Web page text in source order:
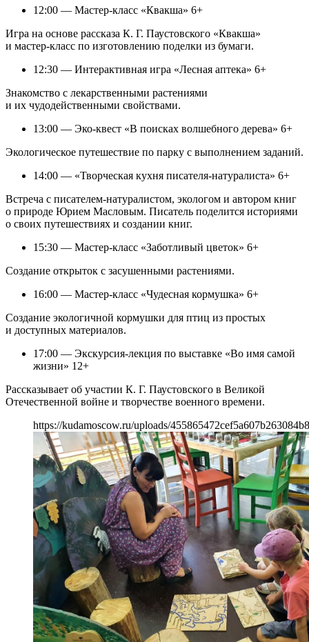
12:00 — Мастер-класс «Квакша» 6+
Игра на основе рассказа К. Г. Паустовского «Квакша»
и мастер-класс по изготовлению поделки из бумаги.
12:30 — Интерактивная игра «Лесная аптека» 6+
Знакомство с лекарственными растениями
и их чудодейственными свойствами.
13:00 — Эко-квест «В поисках волшебного дерева» 6+
Экологическое путешествие по парку с выполнением заданий.
14:00 — «Творческая кухня писателя-натуралиста» 6+
Встреча с писателем-натуралистом, экологом и автором книг
о природе Юрием Масловым. Писатель поделится историями
о своих путешествиях и создании книг.
15:30 — Мастер-класс «Заботливый цветок» 6+
Создание открыток с засушенными растениями.
16:00 — Мастер-класс «Чудесная кормушка» 6+
Создание экологичной кормушки для птиц из простых
и доступных материалов.
17:00 — Экскурсия-лекция по выставке «Во имя самой
жизни» 12+
Рассказывает об участии К. Г. Паустовского в Великой
Отечественной войне и творчестве военного времени.
https://kudamoscow.ru/uploads/